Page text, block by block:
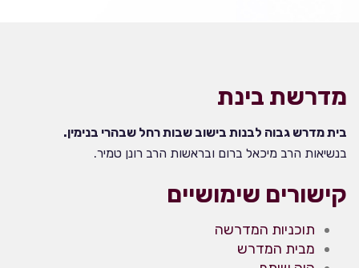
מדרשת בינת
בית מדרש גבוה לבנות בישוב שבות רחל שבהרי בנימין.
בנשיאות הרב מיכאל ברום ובראשות הרב רונן טמיר.
קישורים שימושיים
תוכניות המדרשה
מבית המדרש